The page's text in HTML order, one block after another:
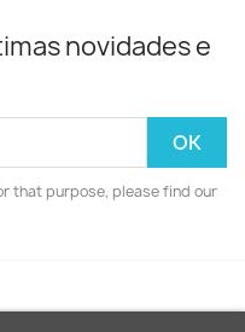
novidades e
that purpose, please find our